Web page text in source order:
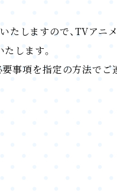
しますので、TVアニ
します。
事項を指定の方法で